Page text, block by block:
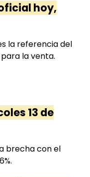
hoy,
la referencia del
la venta.
13 de
brecha con el